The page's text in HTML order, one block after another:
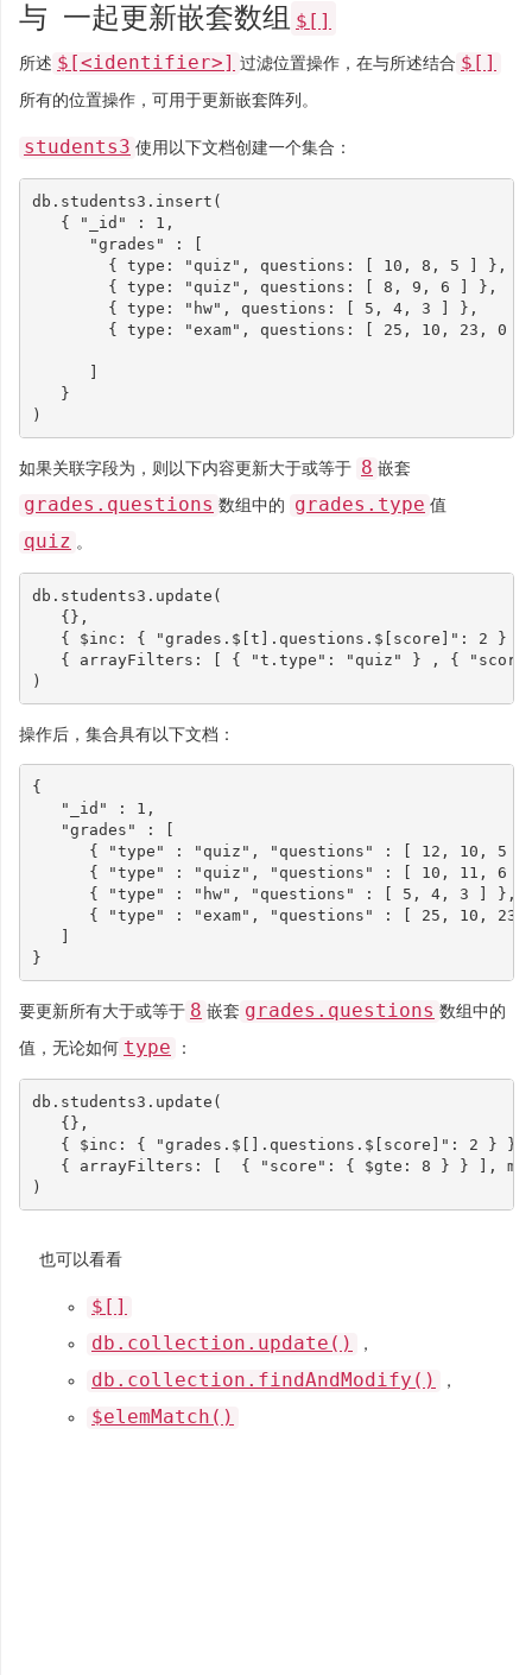
与 一起更新嵌套数组 $[]
所述 $[<identifier>] 过滤位置操作，在与所述结合 $[]
所有的位置操作，可用于更新嵌套阵列。
students3 使用以下文档创建一个集合：
db . students3 . insert (
{
"_id" : 1 ,
"grades"
:
[
{ type : "quiz" , questions : [ 10 , 8 , 5 ]
},
{ type : "quiz" , questions : [ 8 , 9 , 6 ]
},
{ type : "hw" , questions : [ 5 , 4, 3 ]
},
{ type : "exam" , questions : [ 25 , 10 , 23 , 0
]
}
)
如果关联字段为，则以下内容更新大于或等于 8 嵌套
grades.questions 数组中的 grades.type 值
quiz 。
db . students3 . update (
{},
{
$inc : { "grades.$[t].questions.$[score]" : 2 }
{
arrayFilters : [ { "t.type" : "quiz" } , {
)
操作后，集合具有以下文档：
{
"_id"
: 1 ,
"grades"
:
[
{
"type" : "quiz" , "questions" : [ 12 , 10 , 5
{
"type" : "quiz" , "questions" : [ 10 , 11 , 6
{
"type" : "hw" , "questions" : [ 5 , 4, 3 ]
},
{
"type" : "exam" , "questions" : [ 25 , 10 , 23
]
}
要更新所有大于或等于 8 嵌套 grades.questions 数组中的
值，无论如何 type ：
db . students3 . update (
{},
{
$inc : { "grades.$[].questions.$[score]" : 2 }
},
{
arrayFilters : [ { "score" : { $gte : 8 } } ],
)
也可以看看
$[]
db.collection.update()
，
db.collection.findAndModify() ，
$elemMatch()